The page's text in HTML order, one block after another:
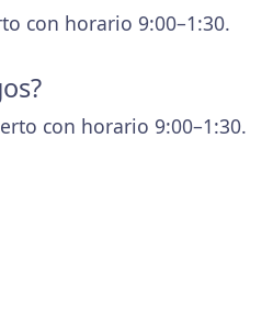
con horario 9:00–1:30.
con horario 9:00–1:30.